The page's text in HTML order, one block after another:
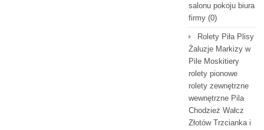
salonu pokoju biura
firmy (0)
Rolety Piła Plisy
Żaluzje Markizy w
Pile Moskitiery
rolety pionowe
rolety zewnętrzne
wewnętrzne Pila
Chodzież Wałcz
Złotów Trzcianka i